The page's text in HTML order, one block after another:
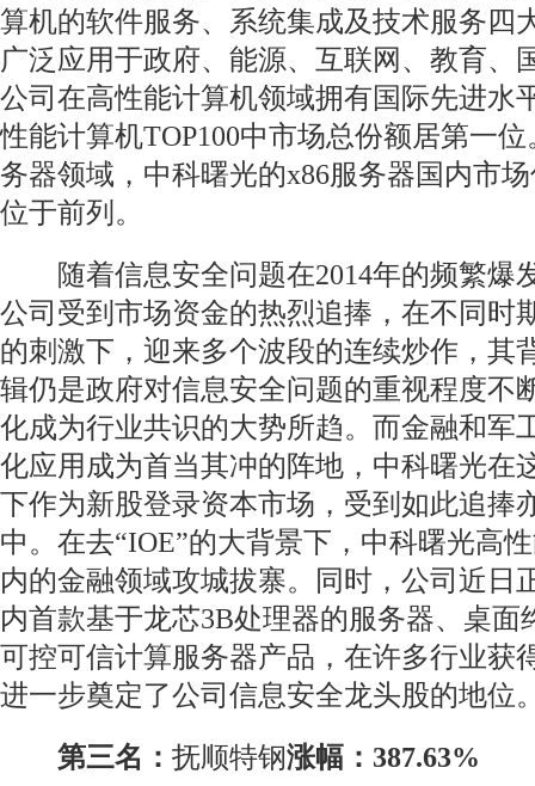
算机的软件服务、系统集成及技术服务四
广泛应用于政府、能源、互联网、教育、
公司在高性能计算机领域拥有国际先进水
性能计算机TOP100中市场总份额居第一
务器领域，中科曙光的x86服务器国内市
位于前列。
随着信息安全问题在2014年的频繁爆
公司受到市场资金的热烈追捧，在不同时
的刺激下，迎来多个波段的连续炒作，其
辑仍是政府对信息安全问题的重视程度不
化成为行业共识的大势所趋。而金融和军
化应用成为首当其冲的阵地，中科曙光在
下作为新股登录资本市场，受到如此追捧
中。在去“IOE”的大背景下，中科曙光高
内的金融领域攻城拔寨。同时，公司近日
内首款基于龙芯3B处理器的服务器、桌面
可控可信计算服务器产品，在许多行业获
进一步奠定了公司信息安全龙头股的地位
第三名： 抚顺特钢涨幅：387.63%